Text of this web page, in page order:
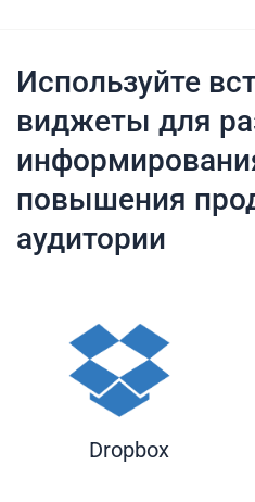
Используйте
виджеты для
повышения
аудитории
Dropbox